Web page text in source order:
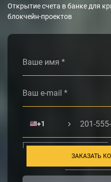
Открытие счета в банке для
блокчейн-проектов
🇺🇸+1
ЗАКАЗАТЬ